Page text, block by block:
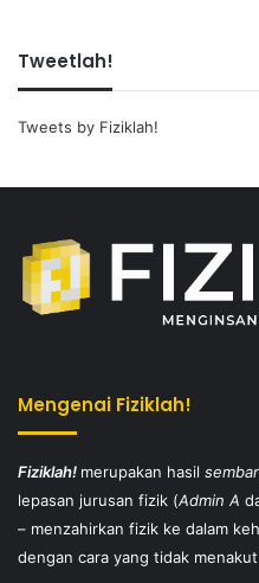
Tweetlah!
Tweets by Fiziklah!
Mengenai Fiziklah!
Fiziklah! merupakan hasil
lepasan jurusan fizik (Admin A
– menzahirkan fizik ke dalam
dengan cara yang tidak